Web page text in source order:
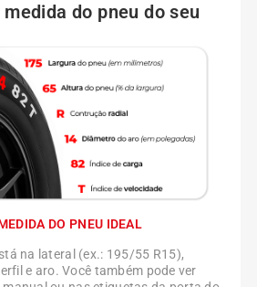
do pneu do seu
DO PNEU IDEAL
na lateral (ex.: 195/55 R15),
e aro. Você também pode ver